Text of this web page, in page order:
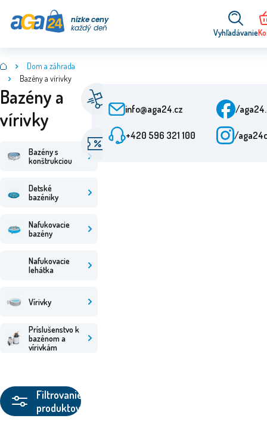
nízke ceny
každý deň
Vyhľadávanie
Dom a záhrada
Bazény a vírivky
Bazény a
vírivky
Bazény s
konštrukciou
Detské
bazéniky
Nafukovacie
bazény
Nafukovacie
lehátka
Vírivky
Príslušenstvo k
bazénom a
vírivkám
Filtrovanie
produktov
Od objednania 24 h
Špeciálne ponuky
/
/
info@aga24.cz
+420 596 321 100